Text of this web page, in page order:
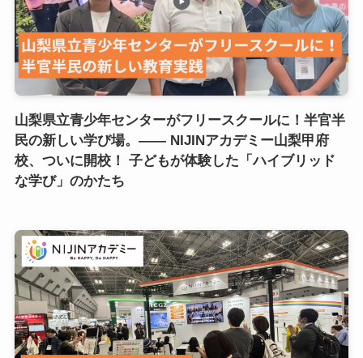
山梨県立青少年センターがフリースクールに！半官半
民の新しい学び場。―― NIJINアカデミー山梨甲府
校、ついに開校！ 子どもが体験した「ハイブリッド
な学び」のかたち